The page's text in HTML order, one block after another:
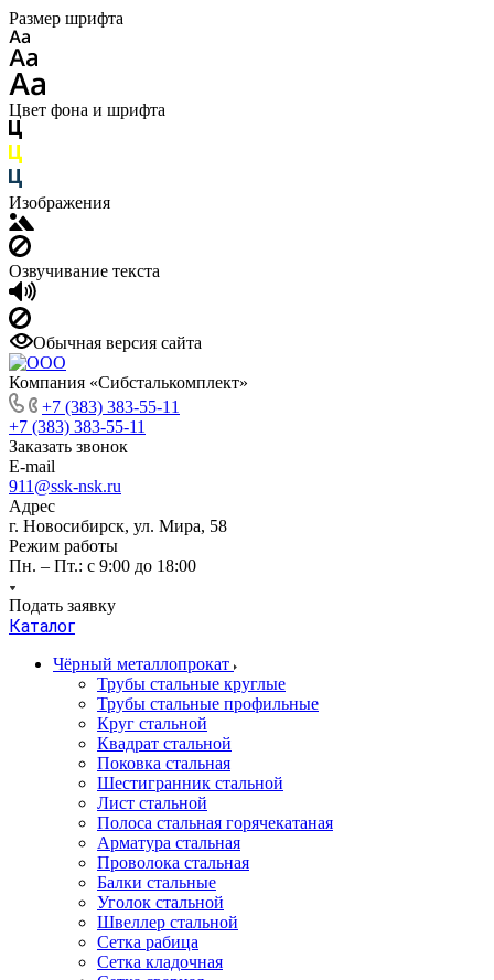
Размер шрифта
Цвет фона и шрифта
Изображения
Озвучивание текста
Обычная версия сайта
Компания «Сибсталькомплект»
+7 (383) 383-55-11
+7 (383) 383-55-11
Заказать звонок
E-mail
911@ssk-nsk.ru
Адрес
г. Новосибирск, ул. Мира, 58
Режим работы
Пн. – Пт.: с 9:00 до 18:00
Подать заявку
Каталог
Чёрный металлопрокат
Трубы стальные круглые
Трубы стальные профильные
Круг стальной
Квадрат стальной
Поковка стальная
Шестигранник стальной
Лист стальной
Полоса стальная горячекатаная
Арматура стальная
Проволока стальная
Балки стальные
Уголок стальной
Швеллер стальной
Сетка рабица
Сетка кладочная